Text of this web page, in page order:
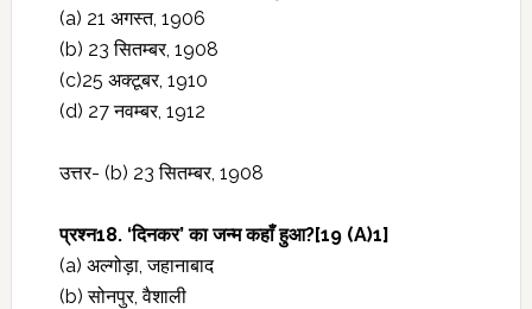
(a) 21 अगस्त, 1906
(b) 23 सितम्बर, 1908
(c)25 अक्टूबर, 1910
(d) 27 नवम्बर, 1912
उत्तर- (b) 23 सितम्बर, 1908
प्रश्‍न18. ‘दिनकर’ का जन्म कहाँ हुआ?[19 (A)1]
(a) अल्गोड़ा, जहानाबाद
(b) सोनपुर, वैशाली